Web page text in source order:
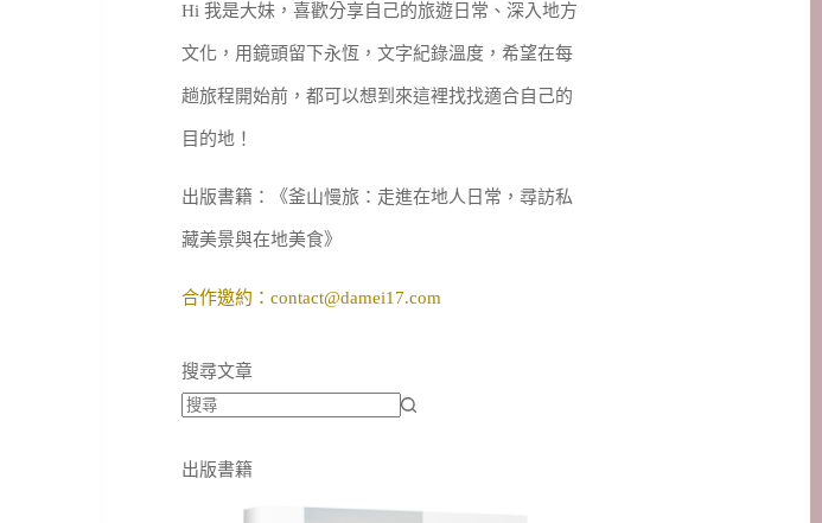
Hi 我是大妹，喜歡分享自己的旅遊日常、深入地方
文化，用鏡頭留下永恆，文字紀錄溫度，希望在每
趟旅程開始前，都可以想到來這裡找找適合自己的
目的地！
出版書籍：《釜山慢旅：走進在地人日常，尋訪私
藏美景與在地美食》
合作邀約： contact@damei17.com
搜尋文章
出版書籍